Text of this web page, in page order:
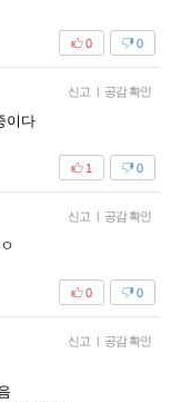
0
0
신고 | 공감 확인
이다
0
1
신고 | 공감 확인
0
0
신고 | 공감 확인